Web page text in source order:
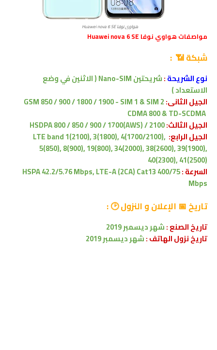
هواوي نوفا Huawei nova 6 SE
مواصفات هواوي نوفا Huawei nova 6 SE
شبكة 📶 :
نوع الشريحة:
شريحتين Nano-SIM ( الاثنين في وضع
الاستعداد )
الجيل الثانى:GSM 850 / 900 / 1800 / 1900 - SIM 1 & SIM 2
الجيل الثالث:HSDPA 800 / 850 / 900 / 1700(AWS) / 2100
الجيل الرابع: LTE band 1(2100), 3(1800), 4(1700/2100),
5(850), 8(900), 19(800), 34(2000), 38(2600), 39(1900),
40(2300), 41(2500)
السرعة :HSPA 42.2/5.76 Mbps, LTE-A (2CA) Cat13 400/75
Mbps
تاريخ📅 الإعلان و النزول 🕑:
تاريخ الصنع :شهرديسمبر2019
تاريخ نزول الهاتف :شهرديسمبر2019